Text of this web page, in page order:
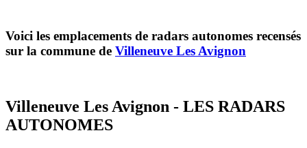
Voici les emplacements de radars autonomes recensés
sur la commune de Villeneuve Les Avignon
Villeneuve Les Avignon - LES RADARS
AUTONOMES